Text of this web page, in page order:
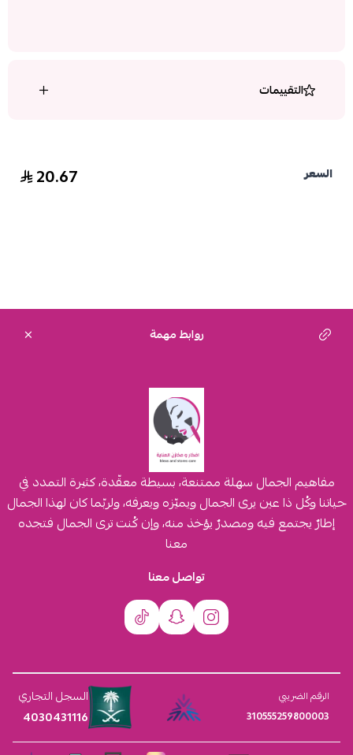
التقييمات
السعر 20.67
روابط مهمة
مفاهيم الجمال سهلة ممتنعة، بسيطة معقّدة، كثيرة التمدد في
حياتنا وكُل ذا عين يرى الجمال ويميّزه ويعرفه، ولربّما كان لهذا الجمال
إطارٌ يجتمع فيه ومصدرٌ يؤخذ منه، وإن كُنت ترى الجمال فتجده
معنا
تواصل معنا
الرقم الضريبي
310555259800003
السجل التجاري
4030431116